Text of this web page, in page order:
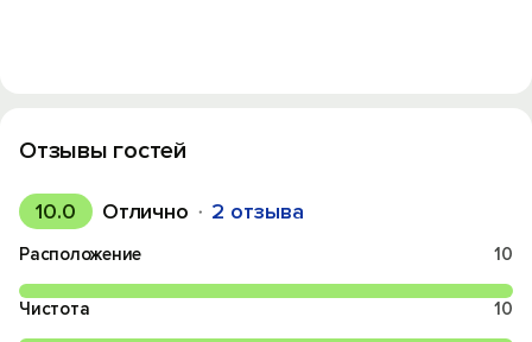
Отзывы гостей
10.0 Отлично 2 отзыва
Расположение 10
Чистота 10